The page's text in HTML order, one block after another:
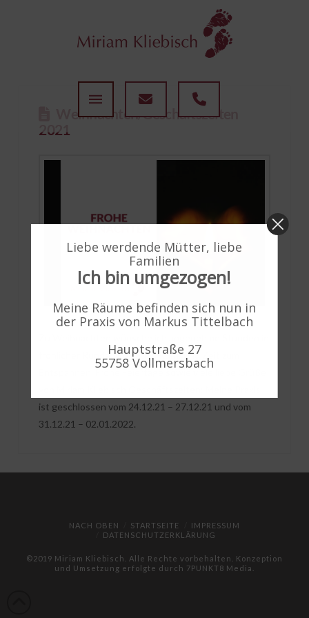
Weihnachten/Geschäftszeiten
2021
fröhlicher Runde, aber auch Ruhe und Zeit zum
ist geschlossen vom 24.12.21 – 27.12.21 und vom
31.12.21 – 02.01.2022.
NACH OBEN STARTSEITE
IMPRESSUM
DATENSCHUTZERKLÄRUNG
©2019 Miriam Kliebisch. Alle Rechte vorbehalten. Konzeption
und Umsetzung erfolgte durch 7PUNKT8 Media
Liebe werdende Mütter, liebe
Familien
Ich bin umgezogen!
Meine Räume befinden sich nun in
der Praxis von Markus Tittelbach
Hauptstraße 27
55758 Vollmersbach